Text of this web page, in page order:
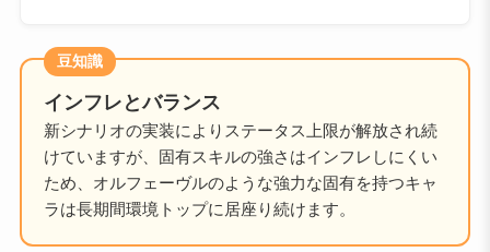
豆知識
インフレとバランス
新シナリオの実装によりステータス上限が解放され続
けていますが、固有スキルの強さはインフレしにくい
ため、オルフェーヴルのような強力な固有を持つキャ
ラは長期間環境トップに居座り続けます。